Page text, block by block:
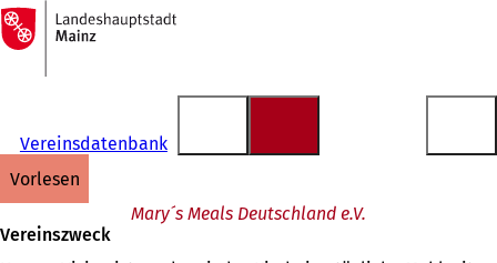
Inhalt anspringen
Zur
Startseite
Vereinsdatenbank
vorlesen
Mary´s Meals Deutschland e.V.
Vereinszweck